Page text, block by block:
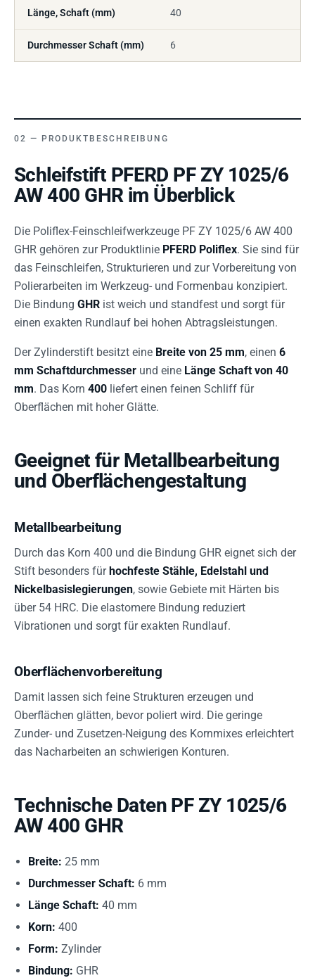
Länge, Schaft (mm) 40
Durchmesser Schaft (mm) 6
PRODUKTBESCHREIBUNG
Schleifstift PFERD PF ZY 1025/6
AW 400 GHR im Überblick
Die Poliflex-Feinschleifwerkzeuge PF ZY 1025/6 AW 400
GHR gehören zur Produktlinie PFERD Poliflex. Sie sind für
das Feinschleifen, Strukturieren und zur Vorbereitung von
Polierarbeiten im Werkzeug- und Formenbau konzipiert.
Die Bindung GHR ist weich und standfest und sorgt für
einen exakten Rundlauf bei hohen Abtragsleistungen.
Der Zylinderstift besitzt eine Breite von 25 mm, einen 6
mm Schaftdurchmesser und eine Länge Schaft von 40
mm. Das Korn 400 liefert einen feinen Schliff für
Oberflächen mit hoher Glätte.
Geeignet für Metallbearbeitung
und Oberflächengestaltung
Metallbearbeitung
Durch das Korn 400 und die Bindung GHR eignet sich der
Stift besonders fürhochfeste Stähle, Edelstahl und
Nickelbasislegierungen, sowie Gebiete mit Härten bis
über 54 HRC. Die elastomere Bindung reduziert
Vibrationen und sorgt für exakten Rundlauf.
Oberflächenvorbereitung
Damit lassen sich feine Strukturen erzeugen und
Oberflächen glätten, bevor poliert wird. Die geringe
Zunder- und Zusetzen-Neigung des Kornmixes erleichtert
das Nacharbeiten an schwierigen Konturen.
Technische Daten PF ZY 1025/6
AW 400 GHR
Breite: 25 mm
Durchmesser Schaft: 6 mm
Länge Schaft: 40 mm
Korn: 400
Form: Zylinder
Bindung: GHR